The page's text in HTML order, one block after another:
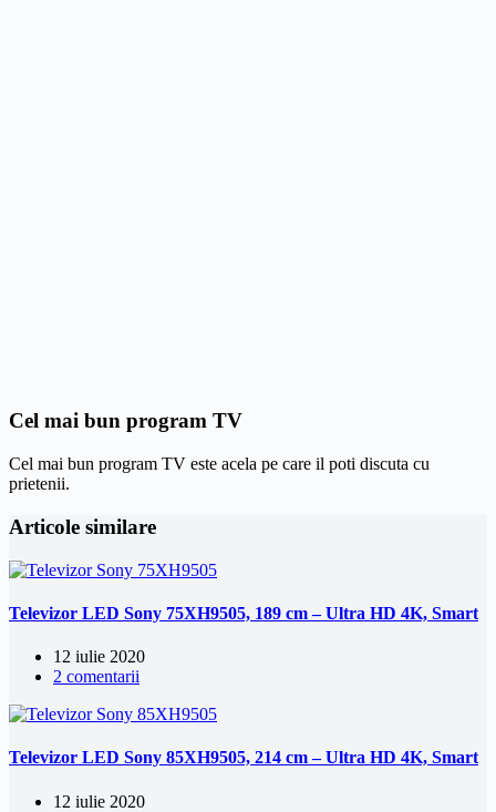
Cel mai bun program TV
Cel mai bun program TV este acela pe care il poti discuta cu
prietenii.
Articole similare
Televizor LED Sony 75XH9505, 189 cm – Ultra HD 4K, Smart
12 iulie 2020
2 comentarii
Televizor LED Sony 85XH9505, 214 cm – Ultra HD 4K, Smart
12 iulie 2020